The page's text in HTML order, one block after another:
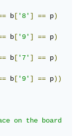
b [ '8' ] == p)
b [ '9' ] == p)
b [ '7' ] == p)
b [ '9' ] == p))
on the board